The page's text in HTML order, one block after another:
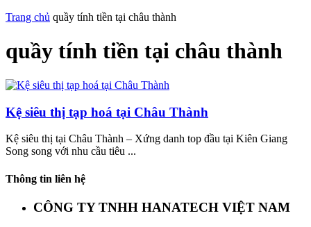
Trang chủ quầy tính tiền tại châu thành
quầy tính tiền tại châu thành
Kệ siêu thị tạp hoá tại Châu Thành
Kệ siêu thị tại Châu Thành – Xứng danh top đầu tại Kiên Giang
Song song với nhu cầu tiêu ...
Thông tin liên hệ
CÔNG TY TNHH HANATECH VIỆT NAM